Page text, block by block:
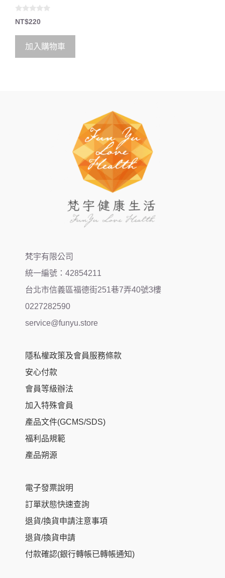
0
o
t
5
NT$220
加入購物車
梵宇有限公司
統一編號：42854211
台北市信義區福德街251巷7弄40號3樓
0227282590
service@funyu.store
隱私權政策及會員服務條款
安心付款
會員等級辦法
加入特殊會員
產品文件(GCMS/SDS)
福利品規範
產品朔源
電子發票說明
訂單狀態快速查詢
退貨/換貨申請注意事項
退貨/換貨申請
付款確認(銀行轉帳已轉帳通知)